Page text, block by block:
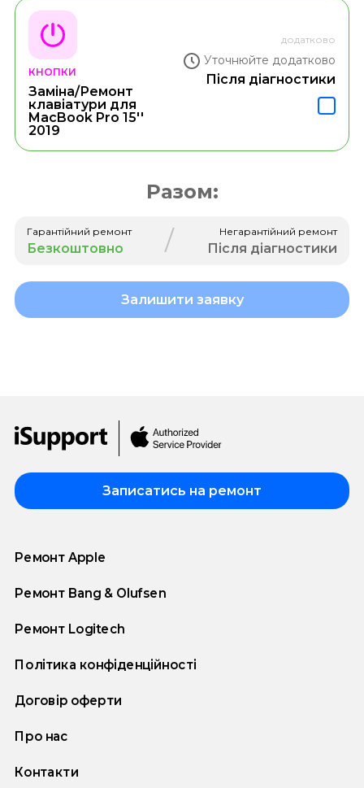
КНОПКИ
Заміна/Ремонт
клавіатури для
MacBook Pro 15''
2019
додатково
Уточнюйте додатково
Після діагностики
Разом:
Гарантійний ремонт
Безкоштовно / Негарантійний ремонт
Після діагностики
Залишити заявку
Записатись на ремонт
Ремонт Apple
Ремонт Bang & Olufsen
Ремонт Logitech
Політика конфіденційності
Договір оферти
Про нас
Контакти